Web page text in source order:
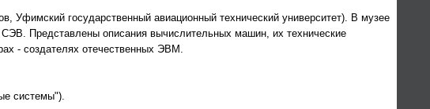
Уфимский государственный авиационный технический университет). В музее
Представлены описания вычислительных машин, их технические
- создателях отечественных ЭВМ.
системы").